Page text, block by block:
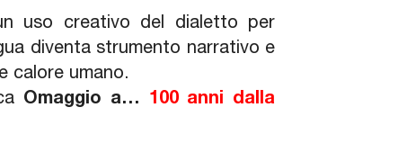
uso creativo del dialetto per
diventa strumento narrativo e
calore umano.
Omaggio a…
100 anni dalla